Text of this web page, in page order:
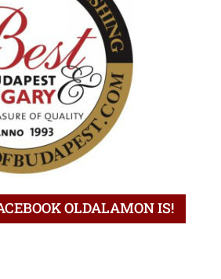
OLDALAMON IS!